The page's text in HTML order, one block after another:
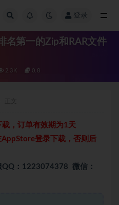
登录
第一的Zip和RAR文件
2.3K 0.8
，订单有效期为1天
登录下载，否则后
QQ：1223074378 微信：